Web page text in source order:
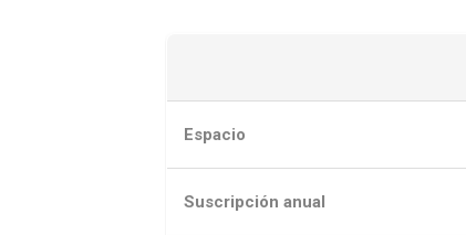
Espacio
Suscripción anual